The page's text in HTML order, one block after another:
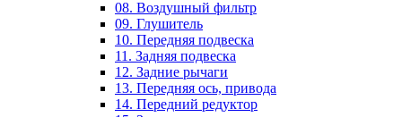
08. Воздушный фильтр
09. Глушитель
10. Передняя подвеска
11. Задняя подвеска
12. Задние рычаги
13. Передняя ось, привода
14. Передний редуктор